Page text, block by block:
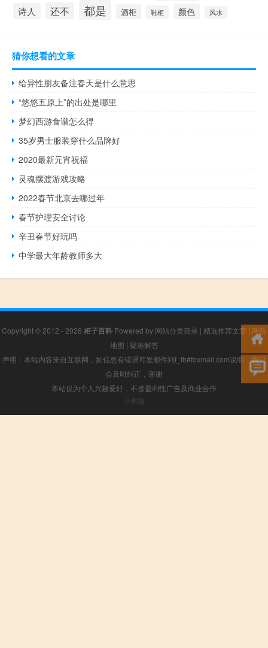
诗人 还不 都是 酒柜 鞋柜 颜色 风水
猜你想看的文章
给异性朋友备注春天是什么意思
“悠悠五原上”的出处是哪里
梦幻西游食谱怎么得
35岁男士服装穿什么品牌好
2020最新元宵祝福
灵魂摆渡游戏攻略
2022春节北京去哪过年
春节护理安全讨论
辛丑春节好玩吗
中学最大年龄教师多大
Copyright © 2012 - 2026 柜子百科 Powered by 网站分类目录 | 精选推荐文章 | 网站
地图 | 疑难解答
声明：本站内容来自互联网，如信息有错误可发邮件到f_fb#foxmail.com说明，我们
会及时纠正，谢谢
本站仅为个人兴趣爱好，不接盈利性广告及商业合作
小男孩